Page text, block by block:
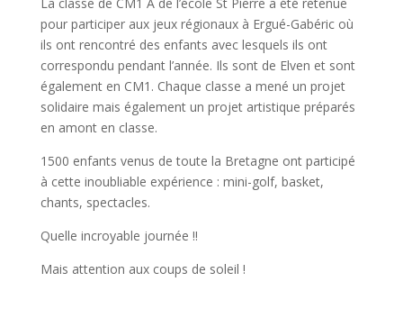
pour participer aux jeux régionaux à Ergué-Gabéric où
ils ont rencontré des enfants avec lesquels ils ont
correspondu pendant l’année. Ils sont de Elven et sont
également en CM1. Chaque classe a mené un projet
solidaire mais également un projet artistique préparés
en amont en classe.
1500 enfants venus de toute la Bretagne ont participé
à cette inoubliable expérience : mini-golf, basket,
chants, spectacles.
Quelle incroyable journée !!
Mais attention aux coups de soleil !